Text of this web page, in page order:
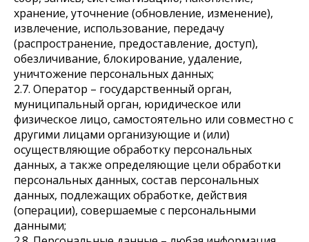
хранение, уточнение (обновление, изменение),
извлечение, использование, передачу
(распространение, предоставление, доступ),
обезличивание, блокирование, удаление,
уничтожение персональных данных;
2.7. Оператор – государственный орган,
муниципальный орган, юридическое или
физическое лицо, самостоятельно или совместно с
другими лицами организующие и (или)
осуществляющие обработку персональных
данных, а также определяющие цели обработки
персональных данных, состав персональных
данных, подлежащих обработке, действия
(операции), совершаемые с персональными
данными;